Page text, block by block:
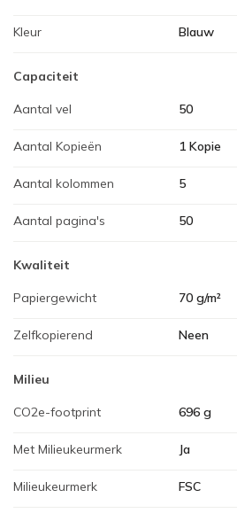
Kleur Blauw
Capaciteit
Aantal vel 50
Aantal Kopieën 1 Kopie
Aantal kolommen 5
Aantal pagina's 50
Kwaliteit
Papiergewicht 70 g/m²
Zelfkopierend Neen
Milieu
CO2e-footprint 696 g
Met Milieukeurmerk Ja
Milieukeurmerk FSC